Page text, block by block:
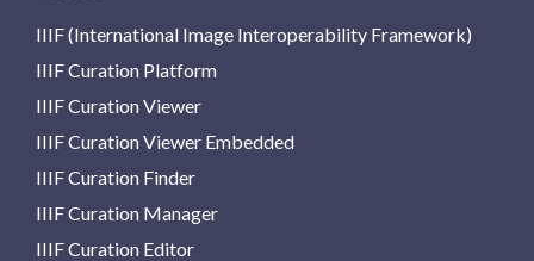
IIIF (International Image Interoperability Framework)
IIIF Curation Platform
IIIF Curation Viewer
IIIF Curation Viewer Embedded
IIIF Curation Finder
IIIF Curation Manager
IIIF Curation Editor